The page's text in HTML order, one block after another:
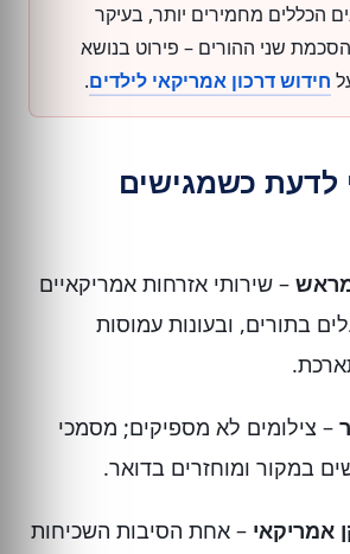
הכללים מחמירים יותר, בעיקר
שני ההורים – פירוט בנושא
חידוש דרכון אמריקאי לילדים.
כשמגישים
– שירותי אזרחות אמריקאיים
בתורים, ובעונות עמוסות
– צילומים לא מספיקים; מסמכי
במקור ומוחזרים בדואר.
אמריקאי – אחת הסיבות השכיחות